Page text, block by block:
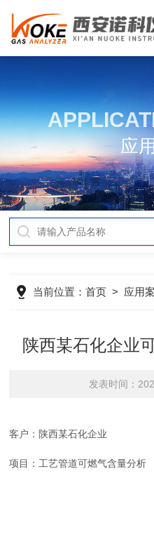
应
当前位置：首页 > 应用
陕西某石化企业
发表时间：
客户：陕西某石化企业
项目：工艺管道可燃气含量分析